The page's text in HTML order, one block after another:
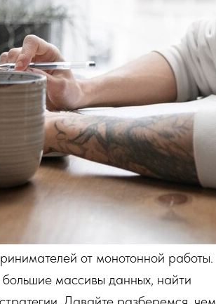
от монотонной работы.
массивы данных, найти